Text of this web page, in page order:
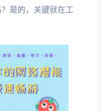
是的，关键就在工